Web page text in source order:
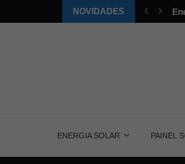
NOVIDADES
pela energia solar nos...
ENERGIA SOLAR PAINEL